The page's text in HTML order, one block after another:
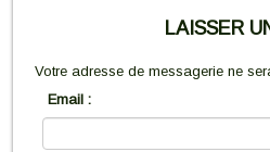
LAISSER
Votre adresse de messagerie ne
Email :